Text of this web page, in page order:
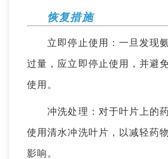
恢复措施
立即停止使用：一旦发现氨
过量，应立即停止使用，并避
使用。
冲洗处理：对于叶片上的药
使用清水冲洗叶片，以减轻药
影响。